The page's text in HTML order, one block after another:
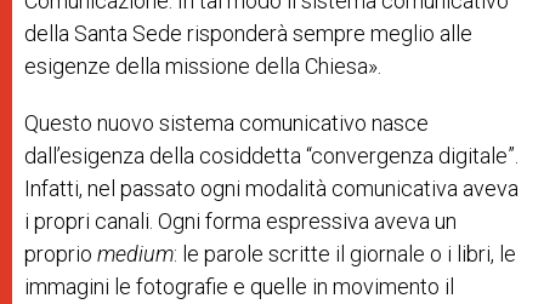
della Santa Sede risponderà sempre meglio alle
esigenze della missione della Chiesa».
Questo nuovo sistema comunicativo nasce
dall’esigenza della cosiddetta “convergenza digitale”.
Infatti, nel passato ogni modalità comunicativa aveva
i propri canali. Ogni forma espressiva aveva un
proprio medium: le parole scritte il giornale o i libri, le
immagini le fotografie e quelle in movimento il